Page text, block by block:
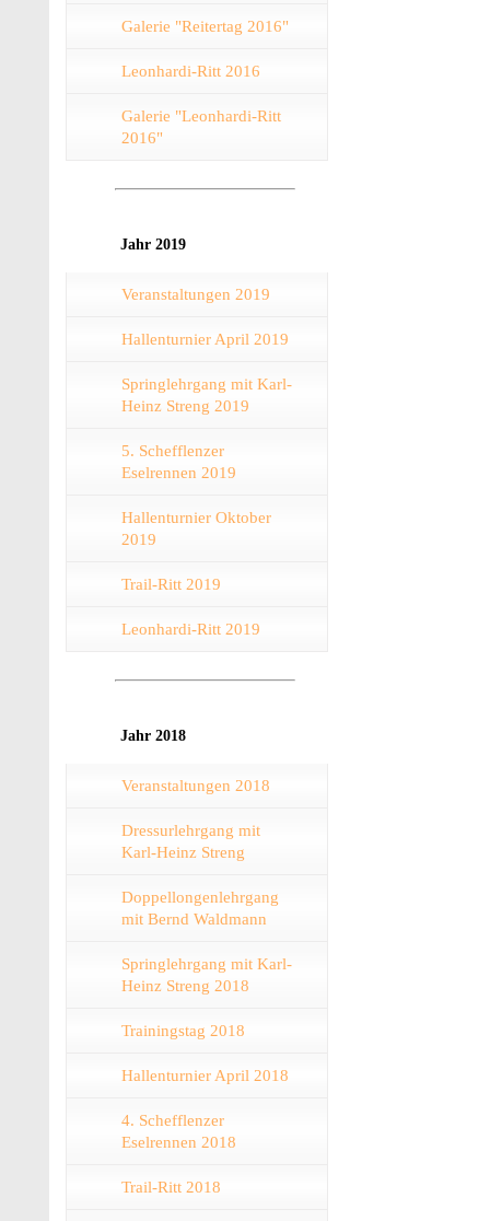
Galerie "Reitertag 2016"
Leonhardi-Ritt 2016
Galerie "Leonhardi-Ritt
2016"
Jahr 2019
Veranstaltungen 2019
Hallenturnier April 2019
Springlehrgang mit Karl-
Heinz Streng 2019
5. Schefflenzer
Eselrennen 2019
Hallenturnier Oktober
2019
Trail-Ritt 2019
Leonhardi-Ritt 2019
Jahr 2018
Veranstaltungen 2018
Dressurlehrgang mit
Karl-Heinz Streng
Doppellongenlehrgang
mit Bernd Waldmann
Springlehrgang mit Karl-
Heinz Streng 2018
Trainingstag 2018
Hallenturnier April 2018
4. Schefflenzer
Eselrennen 2018
Trail-Ritt 2018